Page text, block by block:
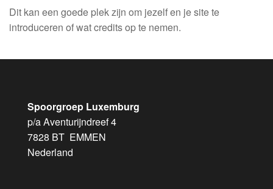
Dit kan een goede plek zijn om jezelf en je site te
introduceren of wat credits op te nemen.
Spoorgroep Luxemburg
p/a Aventurijndreef 4
7828 BT EMMEN
Nederland